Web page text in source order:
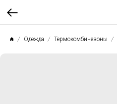
Одежда Термокомбинезоны